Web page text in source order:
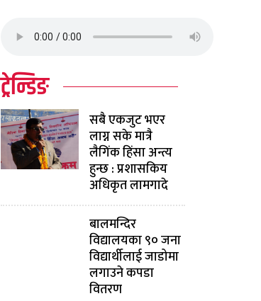
ट्रेन्डिङ
सबै एकजुट भएर
लाग्न सके मात्रै
लैगिंक हिंसा अन्त्य
हुन्छ : प्रशासकिय
अधिकृत लामगादे
बालमन्दिर
विद्यालयका ९० जना
विद्यार्थीलाई जाडोमा
लगाउने कपडा
वितरण